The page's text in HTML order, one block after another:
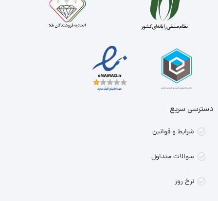
دسترسی سریع
شرایط و قوانین
سوالات متداول
نرخ روز